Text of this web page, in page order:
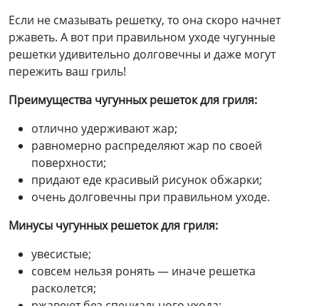
Если не смазывать решетку, то она скоро начнет
ржаветь. А вот при правильном уходе чугунные
решетки удивительно долговечны и даже могут
пережить ваш гриль!
Преимущества чугунных решеток для гриля:
отлично удерживают жар;
равномерно распределяют жар по своей
поверхности;
придают еде красивый рисунок обжарки;
очень долговечны при правильном уходе.
Минусы чугунных решеток для гриля:
увесистые;
совсем нельзя ронять — иначе решетка
расколется;